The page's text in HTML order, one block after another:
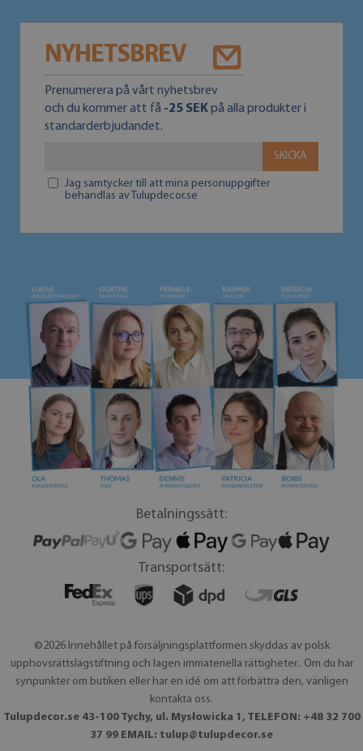
NYHETSBREV
Prenumerera på vårt nyhetsbrev
och du kommer att få -25 SEKpå alla produkter i
standarderbjudandet.
SKICKA
Jag samtycker till att mina personuppgifter
behandlas av Tulupdecor.se
Betalningssätt:
Transportsätt:
©2026 Innehållet på försäljningsplattformen skyddas av polsk
upphovsrättslagstiftning och lagen immateriella rättigheter.. Om du har
synpunkter om butiken eller har en idé om att förbättra den, vänligen
kontakta oss.
Tulupdecor.se 43-100 Tychy, ul. Mysłowicka 1, TELEFON: +48 32 700
37 99 EMAIL: tulup@tulupdecor.se